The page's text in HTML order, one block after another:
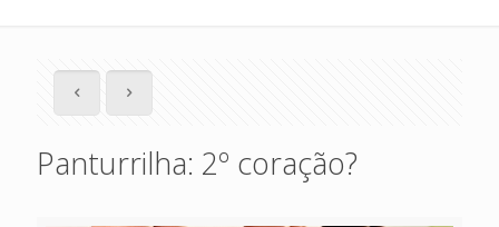
Panturrilha: 2º coração?